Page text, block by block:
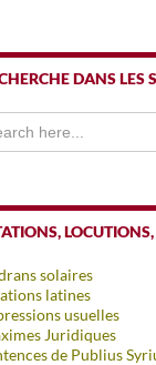
DANS LES
LOCUTIONS,
solaires
latines
usuelles
Juridiques
de Publius